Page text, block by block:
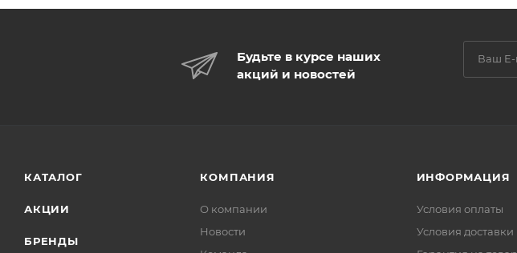
Будьте в курсе наших
акций и новостей
КАТАЛОГ
АКЦИИ
БРЕНДЫ
КОМПАНИЯ
О компании
Новости
ИНФОРМАЦИЯ
Условия оплаты
Условия доставки